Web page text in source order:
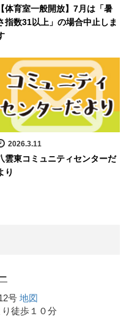
【体育室一般開放】7月は「暑
指数31以上」の場合中止しま
2026.3.11
雲東コミュニティセンターだ
り
号 地図
徒歩１０分